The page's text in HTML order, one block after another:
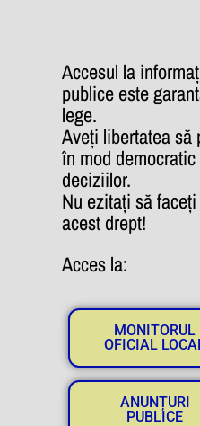
Accesul la
publice este
lege.
Aveți libertatea să
în mod
deciziilor.
Nu ezitați să
acest drept!
Acces la:
MONITORUL
OFICIAL
ANUNȚURI
PUBLICE